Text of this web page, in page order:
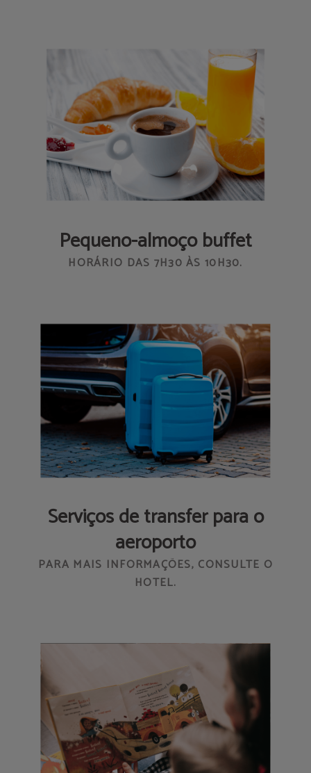
Pequeno-almoço buffet
HORÁRIO DAS 7H30 ÀS 10H30.
Serviços de transfer para o
aeroporto
PARA MAIS INFORMAÇÕES, CONSULTE O
HOTEL.